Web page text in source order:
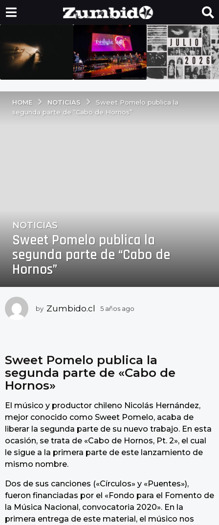
HOME NOTICIAS
Sweet Pomelo publica la
segunda parte de “Cabo de Hornos”
5
a
o
s
g
o
s
a
g
o
NOTICIAS
Sweet Pomelo publica la
segunda parte de “Cabo de
Hornos”
by Zumbido.cl 5 años ago
g
o
Sweet Pomelo publica la
segunda parte de «Cabo de
Hornos»
El músico y productor chileno Nicolás Hernández,
mejor conocido como Sweet Pomelo, acaba de
liberar la segunda parte de su nuevo trabajo. En esta
ocasión, se trata de «Cabo de Hornos, Pt. 2», el cual
le sigue a la primera parte de este lanzamiento de
mismo nombre.
Dos de sus canciones («Círculos» y «Puentes»),
fueron financiadas por el «Fondo para el Fomento de
la Música Nacional, convocatoria 2020». En la
primera entrega de este material, el músico nos